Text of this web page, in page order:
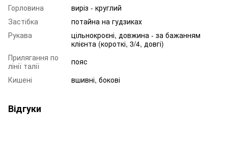
Горловина
виріз - круглий
Застібка
потайна на гудзиках
Рукава
цільнокроєні, довжина - за бажанням
клієнта (короткі, 3/4, довгі)
Прилягання по
лінії талії
пояс
Кишені
вшивні, бокові
Відгуки